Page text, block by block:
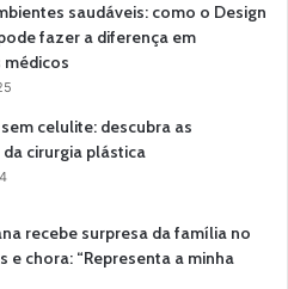
saudáveis: como o Design
fazer a diferença em
médicos
celulite: descubra as
cirurgia plástica
recebe surpresa da família no
e chora: “Representa a minha